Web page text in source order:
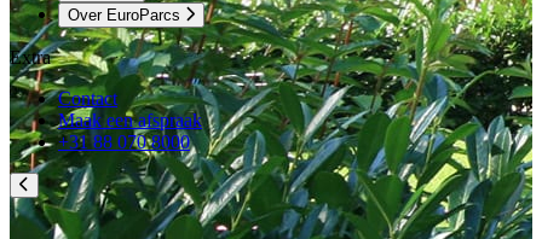
Over EuroParcs
Extra
Contact
Maak een afspraak
+31 88 070 8000